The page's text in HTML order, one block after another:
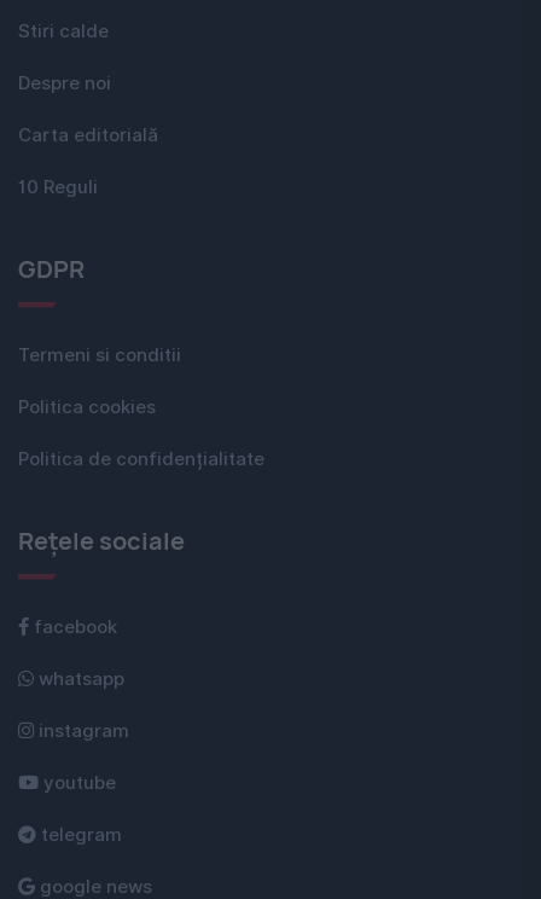
Stiri calde
Despre noi
Carta editorială
10 Reguli
GDPR
Termeni si conditii
Politica cookies
Politica de confidențialitate
Rețele sociale
facebook
whatsapp
instagram
youtube
telegram
google news